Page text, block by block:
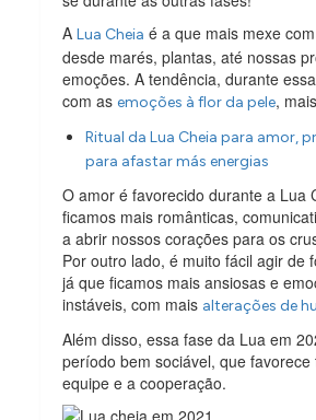
ALua Cheia é a que mais mexe
desde marés, plantas, até nossas
emoções. A tendência, durante
com asemoções à flor da pele,
Ritual da Lua Cheia para amor,
para afastar más energias
O amor é favorecido durante a Lua
ficamos mais românticas,
a abrir nossos corações para os
Por outro lado, é muito fácil agir de
já que ficamos mais ansiosas e
instáveis, com mais alterações de
Além disso, essa fase da Lua em
período bem sociável, que favorece
equipe e a cooperação.